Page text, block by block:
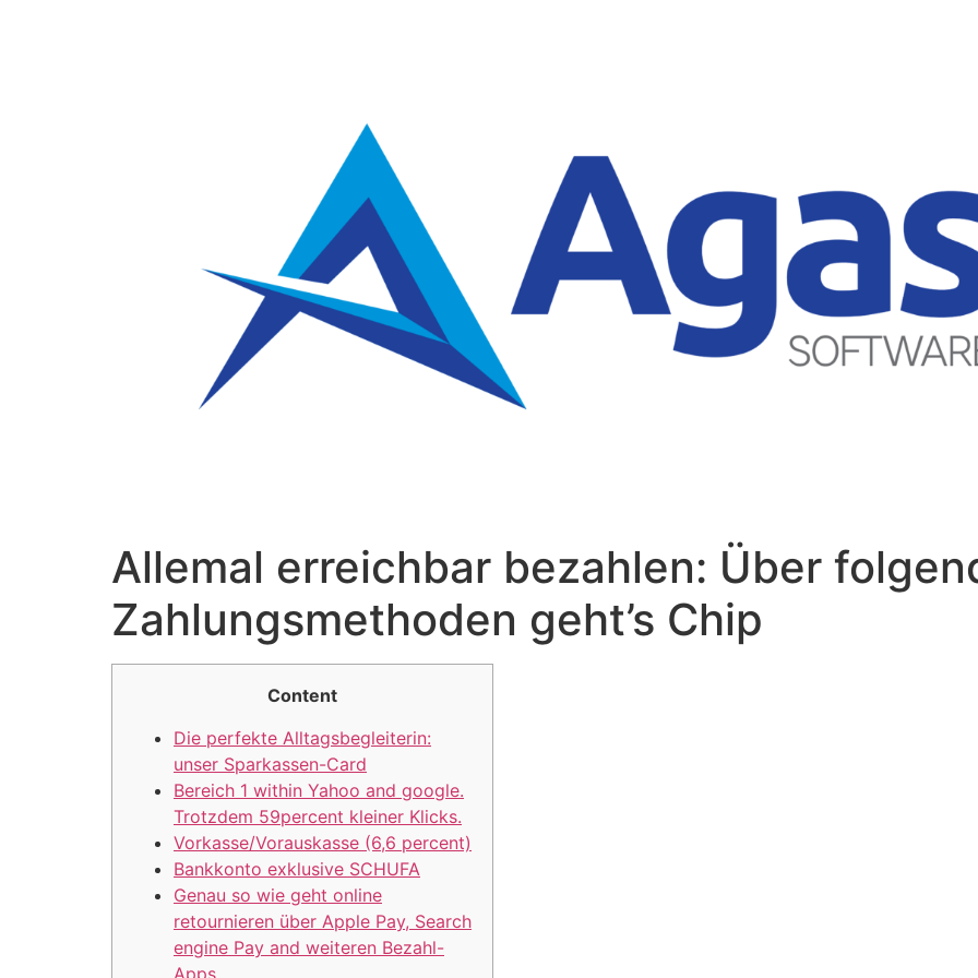
Allemal erreichbar bezahlen: Über
Zahlungsmethoden geht’s Chip
Content
Die perfekte Alltagsbegleiterin:
unser Sparkassen-Card
Bereich 1 within Yahoo and google.
Trotzdem 59percent kleiner Klicks.
Vorkasse/Voraus­kasse (6,6 percent)
Bankkonto exklusive SCHUFA
Genau so wie geht online
retournieren über Apple Pay, Search
engine Pay and weiteren Bezahl-
Apps